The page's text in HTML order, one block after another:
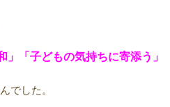
」「子どもの気持ちに寄添う」
でした。